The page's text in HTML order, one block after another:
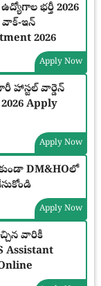
భర్తీ 2026
వాక్-ఇన్
2026
Apply Now
హాస్టల్ వార్డెన్
Apply
Apply Now
DM&HOలో
Apply Now
వారికీ
Assistant